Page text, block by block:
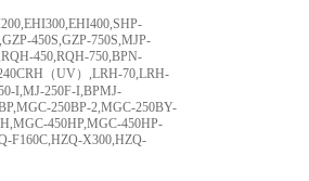
450S,GZP-750S,MJP-
450,RQH-750,BPN-
（UV）,LRH-70,LRH-
I,MJ-250F-I,BPMJ-
250BP-2,MGC-250BY-
450HP,MGC-450HP-
F160C,HZQ-X300,HZQ-